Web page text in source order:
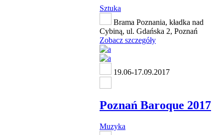
Sztuka
Brama Poznania, kładka nad
Cybiną, ul. Gdańska 2, Poznań
Zobacz szczegóły
19.06-17.09.2017
Poznań Baroque 2017
Muzyka